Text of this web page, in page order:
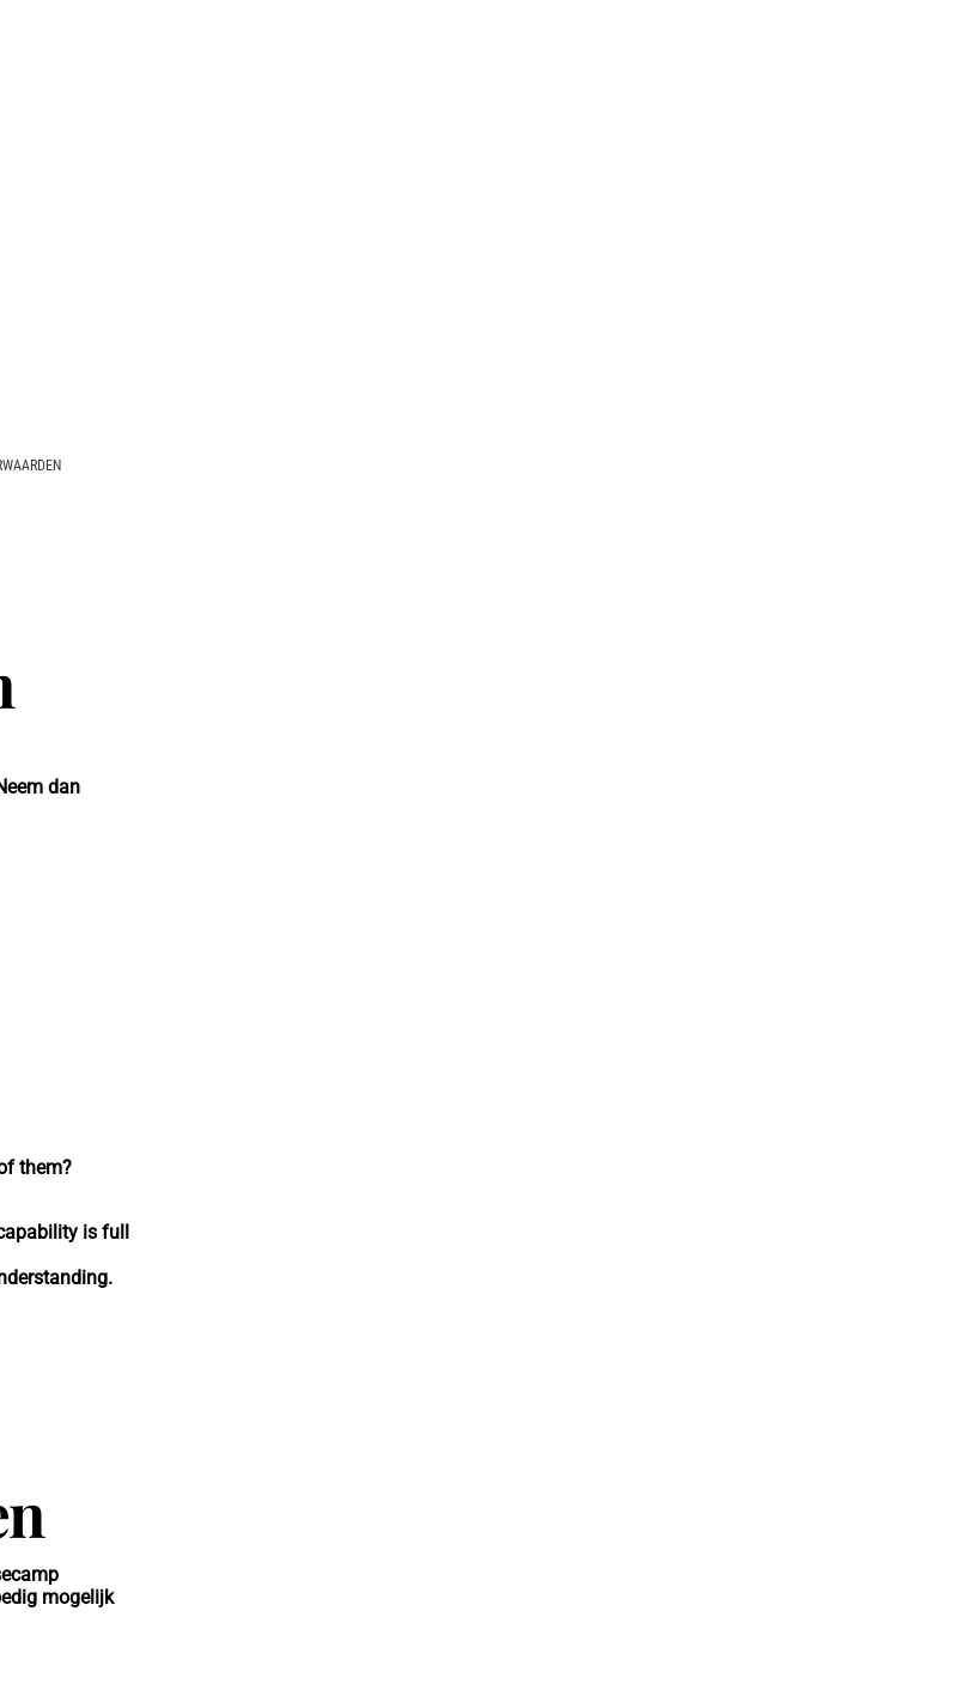
dan
them?
is full
mogelijk